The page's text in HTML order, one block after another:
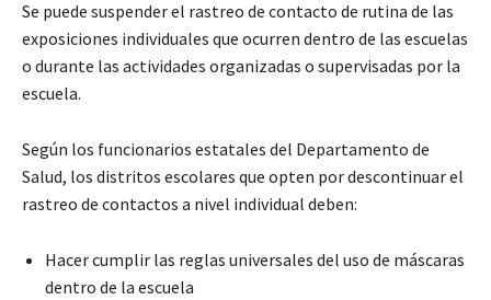
Se puede suspender el rastreo de contacto de rutina de las
exposiciones individuales que ocurren dentro de las escuelas
o durante las actividades organizadas o supervisadas por la
escuela.
Según los funcionarios estatales del Departamento de
Salud, los distritos escolares que opten por descontinuar el
rastreo de contactos a nivel individual deben:
Hacer cumplir las reglas universales del uso de máscaras
dentro de la escuela